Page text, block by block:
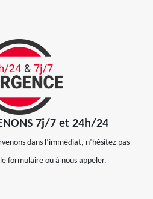
7j/7 et 24h/24
dans l’immédiat, n’hésitez pas
formulaire ou à nous appeler.